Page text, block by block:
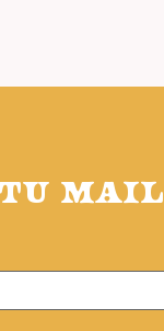
MAIL